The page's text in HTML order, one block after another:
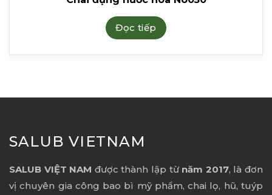
Đọc tiếp
SALUB VIETNAM
SALUB VIỆT NAM được thành lập từ năm 2017, là đơn
vị chuyên gia công bao bì mỹ phẩm, chai lọ, hũ, tuýp